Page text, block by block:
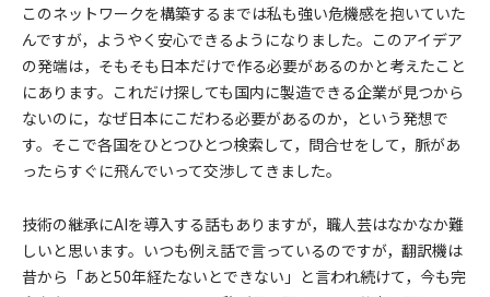
このネットワークを構築するまでは私も強い危機感を抱いていた
んですが，ようやく安心できるようになりました。このアイデア
の発端は，そもそも日本だけで作る必要があるのかと考えたこと
にあります。これだけ探しても国内に製造できる企業が見つから
ないのに，なぜ日本にこだわる必要があるのか，という発想で
す。そこで各国をひとつひとつ検索して，問合せをして，脈があ
ったらすぐに飛んでいって交渉してきました。
技術の継承にAIを導入する話もありますが，職人芸はなかなか難
しいと思います。いつも例え話で言っているのですが，翻訳機は
昔から「あと50年経たないとできない」と言われ続けて，今も完